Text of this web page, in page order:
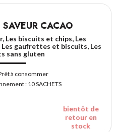
CACAO
Les biscuits et chips, Les
Les gaufrettes et biscuits, Les
sans gluten
à consommer
: 10 SACHETS
bientôt de
retour en
stock